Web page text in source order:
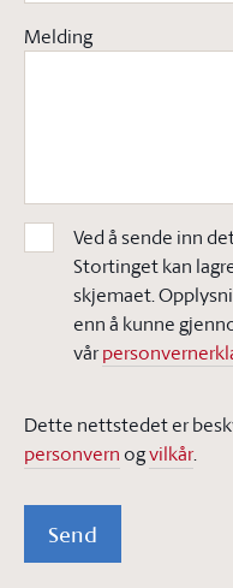
Melding
Ved å sende inn
Stortinget kan
skjemaet.
enn å kunne
vår
Dette nettstedet er
personvern ogvilkår.
Send